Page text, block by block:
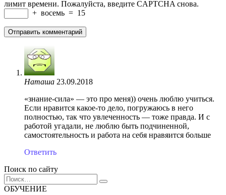
лимит времени. Пожалуйста, введите CAPTCHA снова.
+ восемь = 15
Наташа 23.09.2018
«знание-сила» — это про меня)) очень люблю учиться.
Если нравится какое-то дело, погружаюсь в него
полностью, так что увлеченность — тоже правда. И с
работой угадали, не люблю быть подчиненной,
самостоятельность и работа на себя нравяится больше
Ответить
Поиск по сайту
Search
for:
ОБУЧЕНИЕ